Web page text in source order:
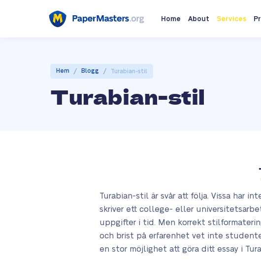
Home About Services
Hem / Blogg / Turabian-stil
Turabian-stil
Turabian-stil är svår att följa. Vissa har
skriver ett college- eller
uppgifter i tid. Men korrekt
och brist på erfarenhet vet inte
en stor möjlighet att göra ditt essay i